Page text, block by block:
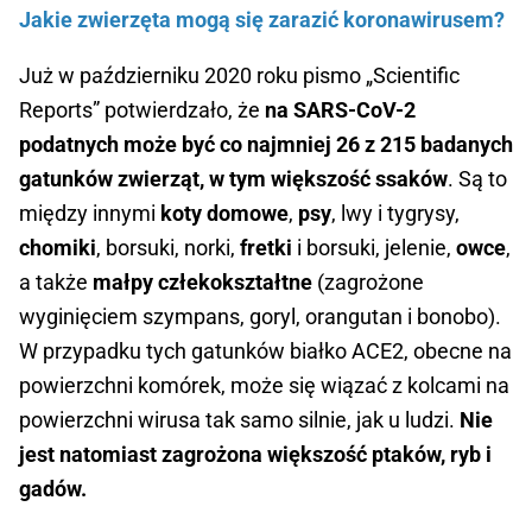
Jakie zwierzęta mogą się zarazić koronawirusem?
Już w październiku 2020 roku pismo „Scientific
Reports” potwierdzało, że na SARS-CoV-2
podatnych może być co najmniej 26 z 215 badanych
gatunków zwierząt, w tym większość ssaków. Są to
między innymi koty domowe, psy, lwy i tygrysy,
chomiki, borsuki, norki, fretki i borsuki, jelenie, owce,
a także małpy człekokształtne (zagrożone
wyginięciem szympans, goryl, orangutan i bonobo).
W przypadku tych gatunków białko ACE2, obecne na
powierzchni komórek, może się wiązać z kolcami na
powierzchni wirusa tak samo silnie, jak u ludzi. Nie
jest natomiast zagrożona większość ptaków, ryb i
gadów.